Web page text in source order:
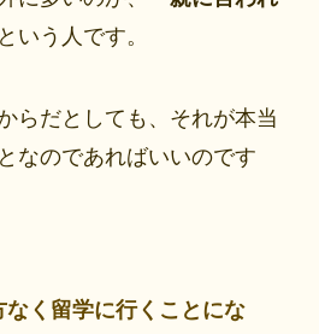
いう人です。
らだとしても、それが本当
なのであればいいのです
く留学に行くことにな